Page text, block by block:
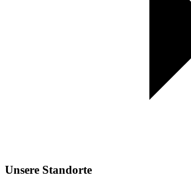
Unsere Standorte